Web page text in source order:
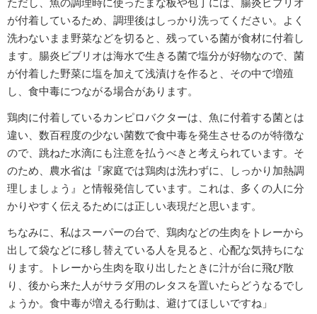
ただし、魚の調理時に使ったまな板や包丁には、腸炎ビブリオ
が付着しているため、調理後はしっかり洗ってください。よく
洗わないまま野菜などを切ると、残っている菌が食材に付着し
ます。腸炎ビブリオは海水で生きる菌で塩分が好物なので、菌
が付着した野菜に塩を加えて浅漬けを作ると、その中で増殖
し、食中毒につながる場合があります。
鶏肉に付着しているカンピロバクターは、魚に付着する菌とは
違い、数百程度の少ない菌数で食中毒を発生させるのが特徴な
ので、跳ねた水滴にも注意を払うべきと考えられています。そ
のため、農水省は『家庭では鶏肉は洗わずに、しっかり加熱調
理しましょう』と情報発信しています。これは、多くの人に分
かりやすく伝えるためには正しい表現だと思います。
ちなみに、私はスーパーの台で、鶏肉などの生肉をトレーから
出して袋などに移し替えている人を見ると、心配な気持ちにな
ります。トレーから生肉を取り出したときに汁が台に飛び散
り、後から来た人がサラダ用のレタスを置いたらどうなるでし
ょうか。食中毒が増える行動は、避けてほしいですね」